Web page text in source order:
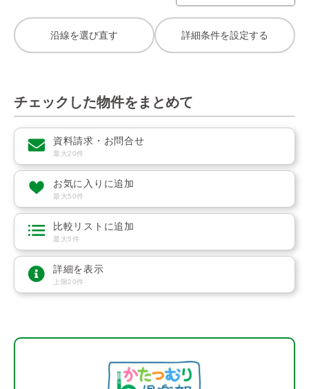
沿線を選び直す 詳細条件を設定する
チェックした物件をまとめて
資料請求・お問合せ
最大20件
お気に入りに追加
最大50件
比較リストに追加
最大5件
詳細を表示
上限20件